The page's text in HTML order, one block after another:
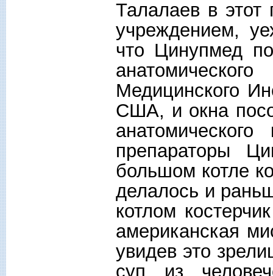
Талалаев в
учреждением,
что Цинупмед
Медицинского
США, и окна
препараторы
большом котле
делалось и
котлом
американская
увидев это
суп из